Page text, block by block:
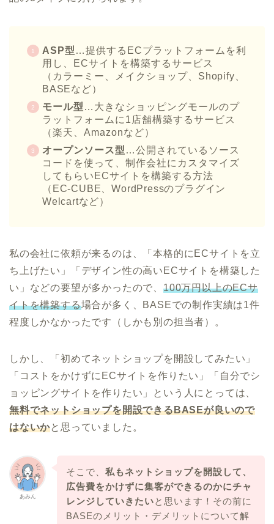
ASP型 …提供するECプラットフォームを利
用し、ECサイトを構築するサービス
（カラーミー、メイクショップ、 Shopify、
BASEなど）
モール型 …大きなショッピングモールのプ
ラットフォームに1店舗構築するサービス
（楽天、Amazonなど）
オープンソース型 …公開されているソース
コードを使って、制作会社にカスタマイズ
してもらいECサイトを構築する方法
（EC-CUBE、WordPressのプラグイン
Welcartなど）
私の会社に依頼が来るのは、「本格的にECサイトを立
ち上げたい」「デザイン性の高いECサイトを構築した
い」などの要望が多かったので、 100万円以上のECサ
イトを構築する場合が多く、BASEでの制作実績は1件
程度しかなかったです（しかも別の担当者）。
しかし、「初めてネットショップを開設してみたい」
「コストをかけずにECサイトを作りたい」「自分でシ
ョッピングサイトを作りたい」という人にとっては、
無料でネットショップを開設できるBASEが良いので
はないかと思っていました。
あみん
そこで、 私もネットショップを開設して、
広告費をかけずに集客ができるのかにチャ
レンジしていきたいと思います！その前に
BASEのメリット・デメリットについて解